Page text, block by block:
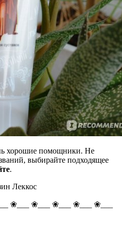
хорошие помощники. Не
выбирайте подходящее
.
Леккос
❀___ ❀___ ❀___ ❀___ ❀___